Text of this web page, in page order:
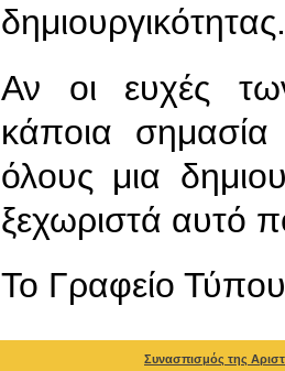
δημιουργικότητας.
Αν οι ευχές
κάποια
όλους μια
ξεχωριστά αυτό
To Γραφείο Τύπου
Συνασπισμός της